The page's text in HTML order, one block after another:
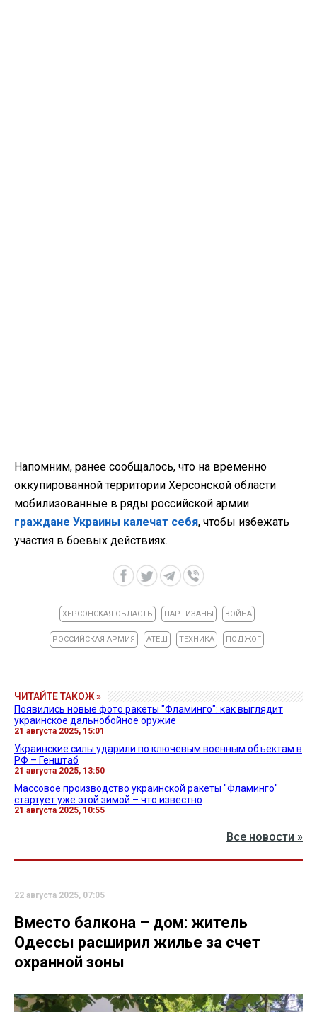
Напомним, ранее сообщалось, что на временно
оккупированной территории Херсонской области
мобилизованные в ряды российской армии
граждане Украины калечат себя, чтобы избежать
участия в боевых действиях.
ХЕРСОНСКАЯ ОБЛАСТЬ ПАРТИЗАНЫ ВОЙНА
РОССИЙСКАЯ АРМИЯ АТЕШ ТЕХНИКА ПОДЖОГ
ЧИТАЙТЕ ТАКОЖ »
Появились новые фото ракеты "Фламинго": как выглядит
украинское дальнобойное оружие
21 августа 2025, 15:01
Украинские силы ударили по ключевым военным объектам в
РФ – Генштаб
21 августа 2025, 13:50
Массовое производство украинской ракеты "Фламинго"
стартует уже этой зимой – что известно
21 августа 2025, 10:55
Все новости »
22 августа 2025, 07:05
Вместо балкона – дом: житель
Одессы расширил жилье за счет
охранной зоны